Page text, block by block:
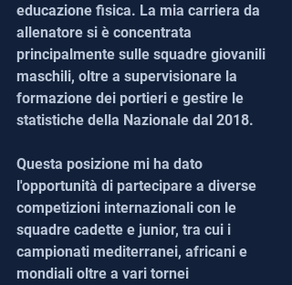
educazione fisica. La mia carriera da
allenatore si è concentrata
principalmente sulle squadre giovanili
maschili, oltre a supervisionare la
formazione dei portieri e gestire le
statistiche della Nazionale dal 2018.
Questa posizione mi ha dato
l'opportunità di partecipare a diverse
competizioni internazionali con le
squadre cadette e junior, tra cui i
campionati mediterranei, africani e
mondiali oltre a vari tornei